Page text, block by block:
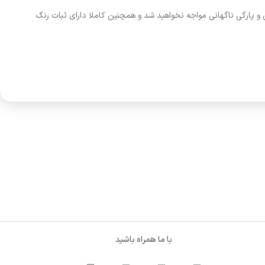
ناگهانی مواجه نخواهید شد و همچنین کاملا دارای ثبات رنگ
با ما همراه باشید